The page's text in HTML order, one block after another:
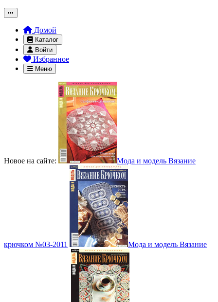
Домой
Каталог
Войти
Избранное
Меню
Новое на сайте: Мода и модель Вязание
крючком №03-2011 Мода и модель Вязание